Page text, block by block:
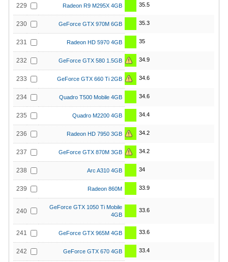
229 Radeon R9 M295X 4GB 35.5
230 GeForce GTX 970M 6GB 35.3
231 Radeon HD 5970 4GB 35
232 GeForce GTX 580 1.5GB 34.9
233 GeForce GTX 660 Ti 2GB 34.6
234 Quadro T500 Mobile 4GB 34.6
235 Quadro M2200 4GB 34.4
236 Radeon HD 7950 3GB 34.2
237 GeForce GTX 870M 3GB 34.2
238 Arc A310 4GB 34
239 Radeon 860M 33.9
240
GeForce GTX 1050 Ti Mobile
4GB
33.6
241 GeForce GTX 965M 4GB 33.6
242 GeForce GTX 670 4GB 33.4